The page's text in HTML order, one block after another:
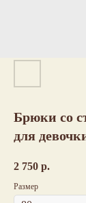
Брюки со
для
2 750 р.
Размер